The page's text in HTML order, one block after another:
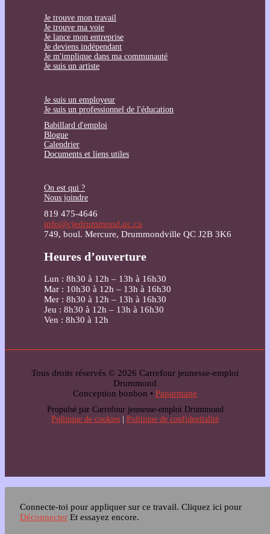
Je trouve mon travail
Je trouve ma voie
Je lance mon entreprise
Je deviens indépendant
Je m'implique dans ma communauté
Je suis un artiste
Je suis un employeur
Je suis un professionnel de l'éducation
Babillard d'emploi
Blogue
Calendrier
Documents et liens utiles
On est qui ?
Nous joindre
819 475-4646
info@cjedrummond.qc.ca
749, boul. Mercure, Drummondville QC J2B 3K6
Heures d’ouverture
Lun : 8h30 à 12h – 13h à 16h30
Mar : 10h30 à 12h – 13h à 16h30
Mer : 8h30 à 12h – 13h à 16h30
Jeu : 8h30 à 12h – 13h à 16h30
Ven : 8h30 à 12h
Tous droits réservés © 2026 Carrefour jeunesse-emploi
Drummond
Conception bonbon • Paparmane
Propulsé par Carrefour jeunesse-emploi Drummond
Politique de cookies | Politique de confidentialité
Connecte-toi pour appliquer sur ce travail. Cliquez ici pour
Déconnecter Et essayez encore.